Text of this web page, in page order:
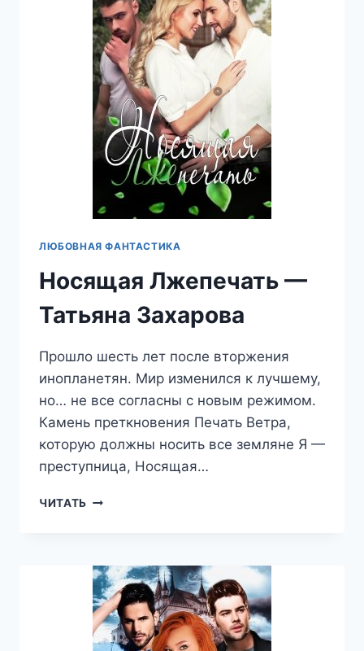
ЗАХАРОВА
ЛЮБОВНАЯ ФАНТАСТИКА
Носящая Лжепечать —
Татьяна Захарова
Прошло шесть лет после вторжения
инопланетян. Мир изменился к лучшему,
но… не все согласны с новым режимом.
Камень преткновения Печать Ветра,
которую должны носить все земляне Я —
преступница, Носящая…
ЧИТАТЬ НОСЯЩАЯ
ЗАХАРОВА